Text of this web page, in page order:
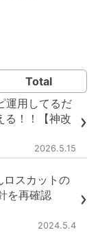
Total
運用してるだ
る！！【神改
2026.5.15
ロスカットの
を再確認
2024.5.4